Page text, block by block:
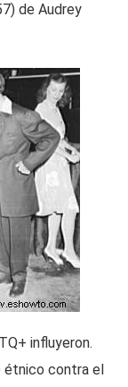
de Audrey
influyeron.
étnico contra el